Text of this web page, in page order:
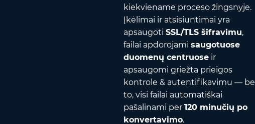
kiekviename proceso žingsnyje.
Įkėlimai ir atsisiuntimai yra
apsaugoti SSL/TLS šifravimu,
failai apdorojami saugotuose
duomenų centruoseir
apsaugomi griežta prieigos
kontrole & autentifikavimu — be
to, visi failai automatiškai
pašalinami per 120 minučių po
konvertavimo.